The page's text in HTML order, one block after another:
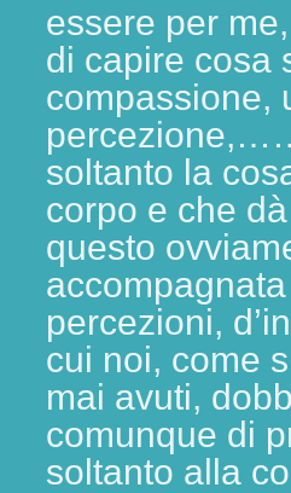
essere per
di capire cosa
compassione,
soltanto la
corpo e che
questo
percezioni,
cui noi, come
mai avuti,
comunque di
soltanto alla